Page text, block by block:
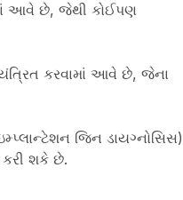
આવે છે, જેથી કોઈપણ
કરવામાં આવે છે, જેના
જિન ડાયગ્નોસિસ)
શકે છે.